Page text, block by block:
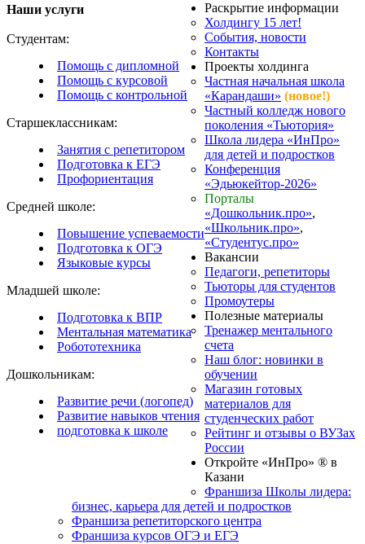
Наши услуги
Студентам:
Помощь с дипломной
Помощь с курсовой
Помощь с контрольной
Старшеклассникам:
Занятия с репетитором
Подготовка к ЕГЭ
Профориентация
Средней школе:
Повышение успеваемости
Подготовка к ОГЭ
Языковые курсы
Младшей школе:
Подготовка к ВПР
Ментальная математика
Робототехника
Дошкольникам:
Развитие речи (логопед)
Развитие навыков чтения
подготовка к школе
Раскрытие информации
Холдингу 15 лет!
События, новости
Контакты
Проекты холдинга
Частная начальная школа
«Карандаши» (новое!)
Частный колледж нового
поколения «Тьютория»
Школа лидера «ИнПро»
для детей и подростков
Конференция
«Эдьюкейтор-2026»
Порталы
«Дошкольник.про»,
«Школьник.про»,
«Студентус.про»
Вакансии
Педагоги, репетиторы
Тьюторы для студентов
Промоутеры
Полезные материалы
Тренажер ментального
счета
Наш блог: новинки в
обучении
Магазин готовых
материалов для
студенческих работ
Рейтинг и отзывы о ВУЗах
России
Откройте «ИнПро» ® в
Казани
Франшиза Школы лидера:
бизнес, карьера для детей и подростков
Франшиза репетиторского центра
Франшиза курсов ОГЭ и ЕГЭ